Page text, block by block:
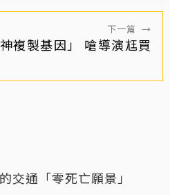
下一篇 →
複製基因」 嗆導演尪買
交通「零死亡願景」